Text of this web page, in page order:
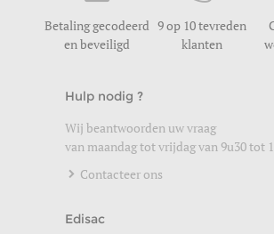
Betaling gecodeerd
en beveiligd
9 op 10 tevreden
klanten
Hulp nodig ?
Wij beantwoorden uw vraag
van maandag tot vrijdag van 9u30 tot
Contacteer ons
Edisac